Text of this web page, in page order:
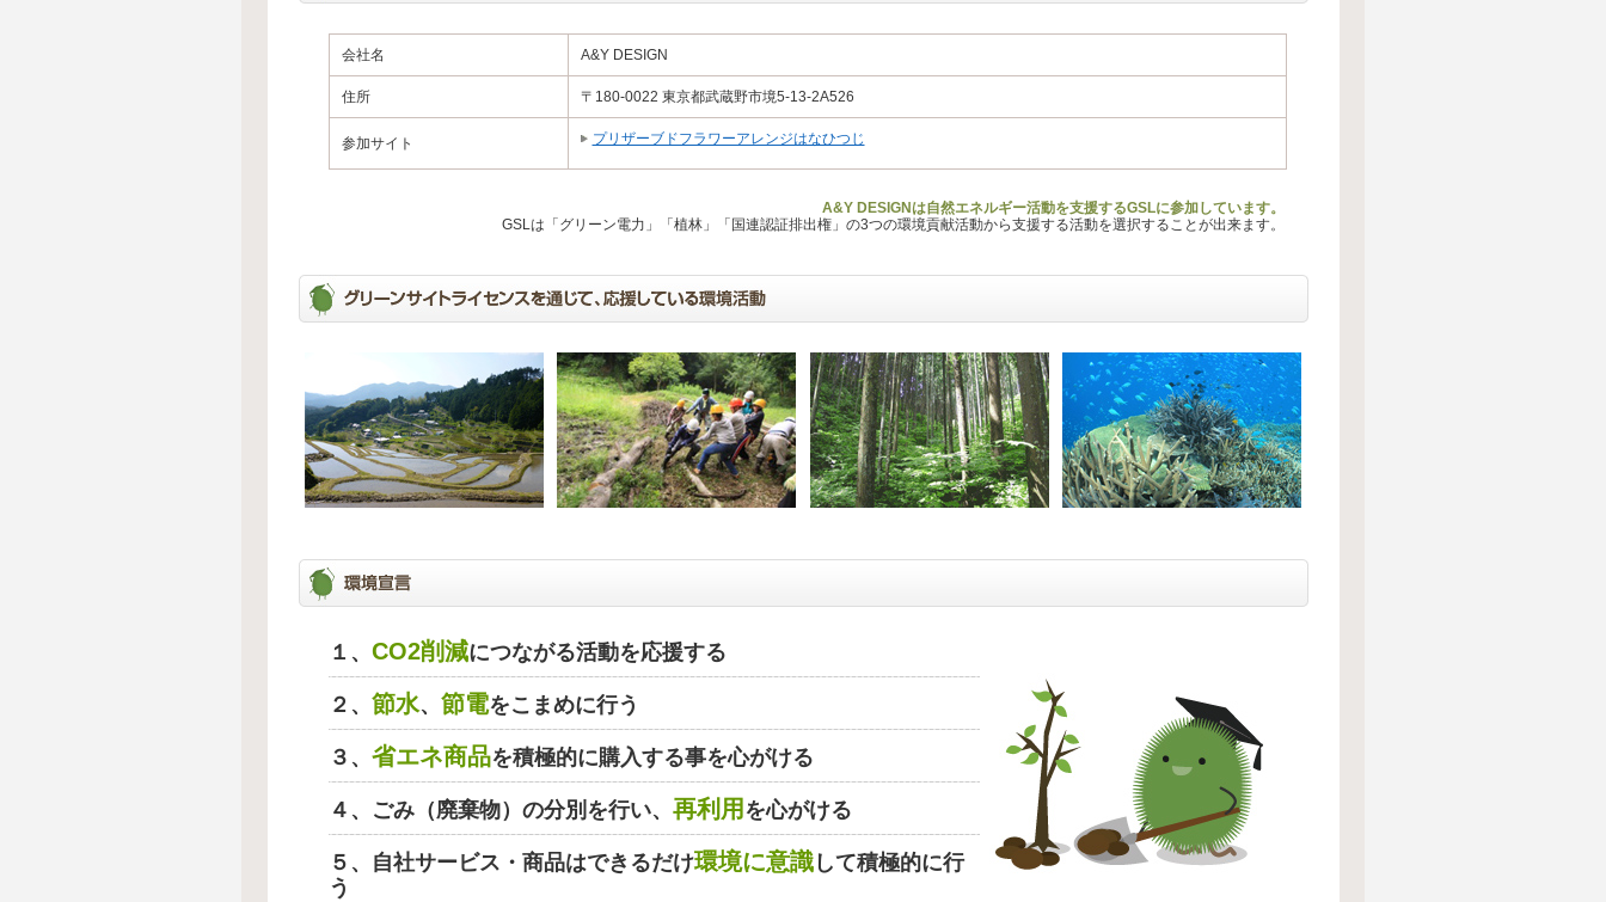
会社名 A&Y DESIGN
住所 〒180-0022 東京都武蔵野市境5-13-2A526
参加サイト プリザーブドフラワーアレンジはなひつじ
A&Y DESIGNは自然エネルギー活動を支援するGSLに参加しています。
GSLは「グリーン電力」「植林」「国連認証排出権」の3つの環境貢献活動から支援する活動を選択することが出来ます。
１、 CO2削減につながる活動を応援する
２、 節水、 節電をこまめに行う
３、 省エネ商品を積極的に購入する事を心がける
４、ごみ（廃棄物）の分別を行い、 再利用 を心がける
５、自社サービス・商品はできるだけ環境に意識して積極的に行
う